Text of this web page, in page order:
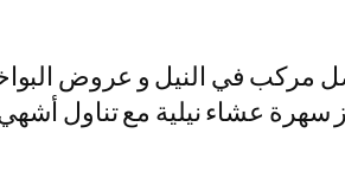
في النيل و عروض البواخر
سهرة عشاء نيلية مع تناول